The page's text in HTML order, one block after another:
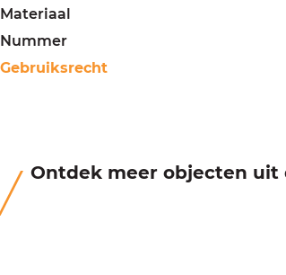
Materiaal
Nummer
Gebruiksrecht
Ontdek meer objecten uit